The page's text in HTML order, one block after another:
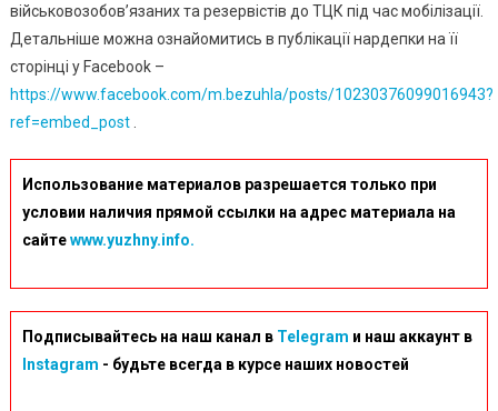
військовозобов’язаних та резервістів до ТЦК під час мобілізації.
Детальніше можна ознайомитись в публікації нардепки на її
сторінці у Facebook –
https://www.facebook.com/m.bezuhla/posts/10230376099016943?
ref=embed_post
Использование материалов разрешается только при
условии наличия прямой ссылки на адрес материала на
сайтеwww.yuzhny.info.
Подписывайтесь на наш канал в Telegram и наш аккаунт в
Instagram - будьте всегда в курсе наших новостей